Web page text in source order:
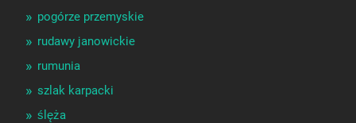
pogórze przemyskie
rudawy janowickie
rumunia
szlak karpacki
ślęża